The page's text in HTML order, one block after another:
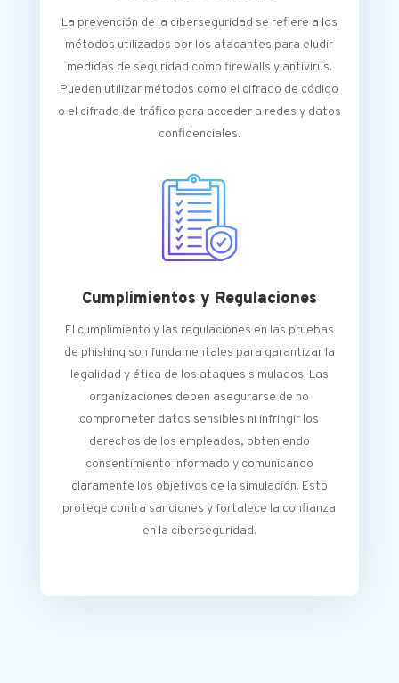
La prevención de la ciberseguridad se refiere a los
métodos utilizados por los atacantes para eludir
medidas de seguridad como firewalls y antivirus.
Pueden utilizar métodos como el cifrado de código
o el cifrado de tráfico para acceder a redes y datos
confidenciales.
Cumplimientos y Regulaciones
El cumplimiento y las regulaciones en las pruebas
de phishing son fundamentales para garantizar la
legalidad y ética de los ataques simulados. Las
organizaciones deben asegurarse de no
comprometer datos sensibles ni infringir los
derechos de los empleados, obteniendo
consentimiento informado y comunicando
claramente los objetivos de la simulación. Esto
protege contra sanciones y fortalece la confianza
en la ciberseguridad.